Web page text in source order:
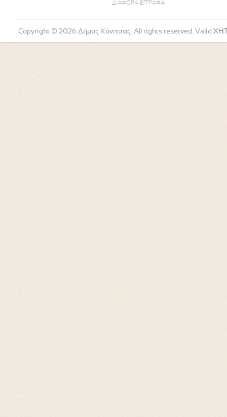
ΔΙΑΦΟΡΑ ΕΓΓΡΑΦΑ
Copyright © 2026 Δήμος Κόνιτσας. All rights reserved. Valid